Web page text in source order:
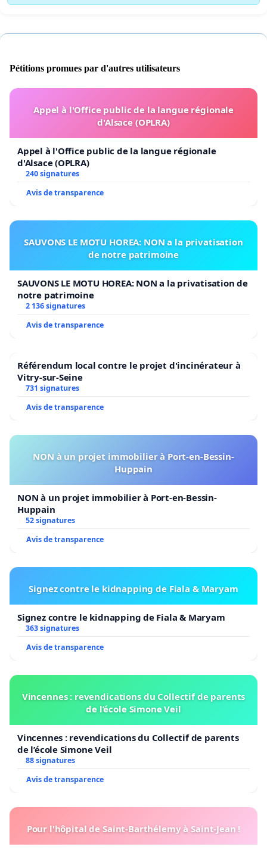
Pétitions promues par d'autres utilisateurs
Appel à l'Office public de la langue régionale
d'Alsace (OPLRA)
Appel à l'Office public de la langue régionale
d'Alsace (OPLRA)
240 signatures
Avis de transparence
SAUVONS LE MOTU HOREA: NON a la privatisation
de notre patrimoine
SAUVONS LE MOTU HOREA: NON a la privatisation de
notre patrimoine
2 136 signatures
Avis de transparence
Référendum local contre le projet d'incinérateur à
Vitry-sur-Seine
731 signatures
Avis de transparence
NON à un projet immobilier à Port-en-Bessin-
Huppain
NON à un projet immobilier à Port-en-Bessin-
Huppain
52 signatures
Avis de transparence
Signez contre le kidnapping de Fiala & Maryam
Signez contre le kidnapping de Fiala & Maryam
363 signatures
Avis de transparence
Vincennes : revendications du Collectif de parents
de l’école Simone Veil
Vincennes : revendications du Collectif de parents
de l’école Simone Veil
88 signatures
Avis de transparence
Pour l'hôpital de Saint-Barthélemy à Saint-Jean !